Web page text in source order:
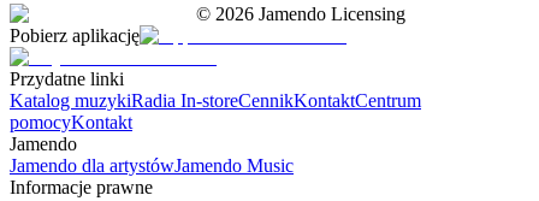
© 2026 Jamendo Licensing
Pobierz aplikację
Przydatne linki
Katalog muzykiRadia In-storeCennikKontaktCentrum
pomocyKontakt
Jamendo
Jamendo dla artystówJamendo Music
Informacje prawne